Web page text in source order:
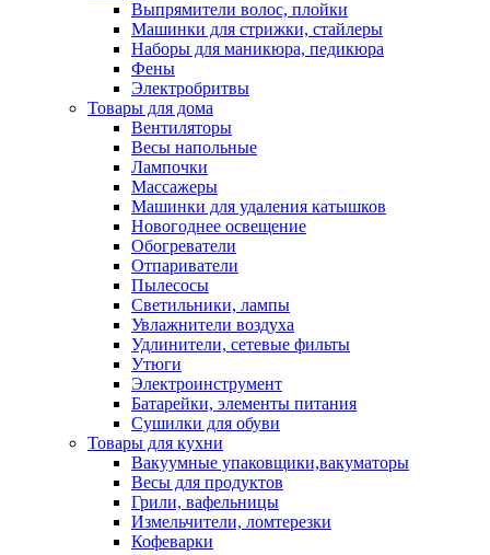
Выпрямители волос, плойки
Машинки для стрижки, стайлеры
Наборы для маникюра, педикюра
Фены
Электробритвы
Товары для дома
Вентиляторы
Весы напольные
Лампочки
Массажеры
Машинки для удаления катышков
Новогоднее освещение
Обогреватели
Отпариватели
Пылесосы
Светильники, лампы
Увлажнители воздуха
Удлинители, сетевые фильты
Утюги
Электроинструмент
Батарейки, элементы питания
Сушилки для обуви
Товары для кухни
Вакуумные упаковщики,вакуматоры
Весы для продуктов
Грили, вафельницы
Измельчители, ломтерезки
Кофеварки